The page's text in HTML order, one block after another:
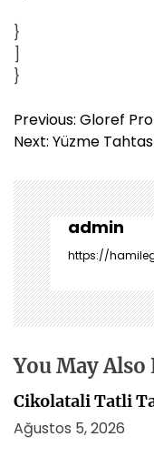
}
]
}
Y
a
ı
g
e
z
i
n
m
s
i
Previous: Gloref
Next: Yüzme
admin
https://
You May Also
Cikolatali Tatli
Ağustos 5, 2026